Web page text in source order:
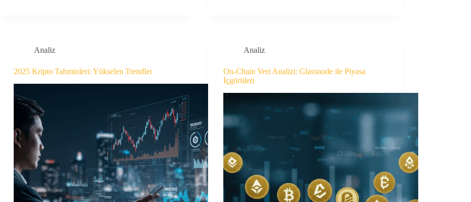
Analiz
2025 Kripto Tahminleri: Yükselen Trendler
Analiz
On-Chain Veri Analizi: Glassnode ile Piyasa
İçgörüleri